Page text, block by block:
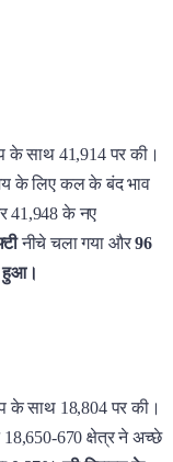
के साथ 41,914 पर की।
के लिए कल के बंद भाव
41,948 के नए
नीचे चला गया और96
हुआ।
के साथ 18,804 पर की।
670 क्षेत्र ने अच्छे